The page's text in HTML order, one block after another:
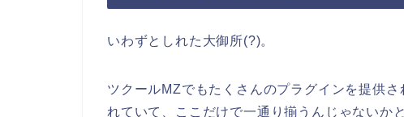
いわずとしれた大御所(?)。
ツクールMZでもたくさんのプラグインを提供
れていて、ここだけで一通り揃うんじゃないか